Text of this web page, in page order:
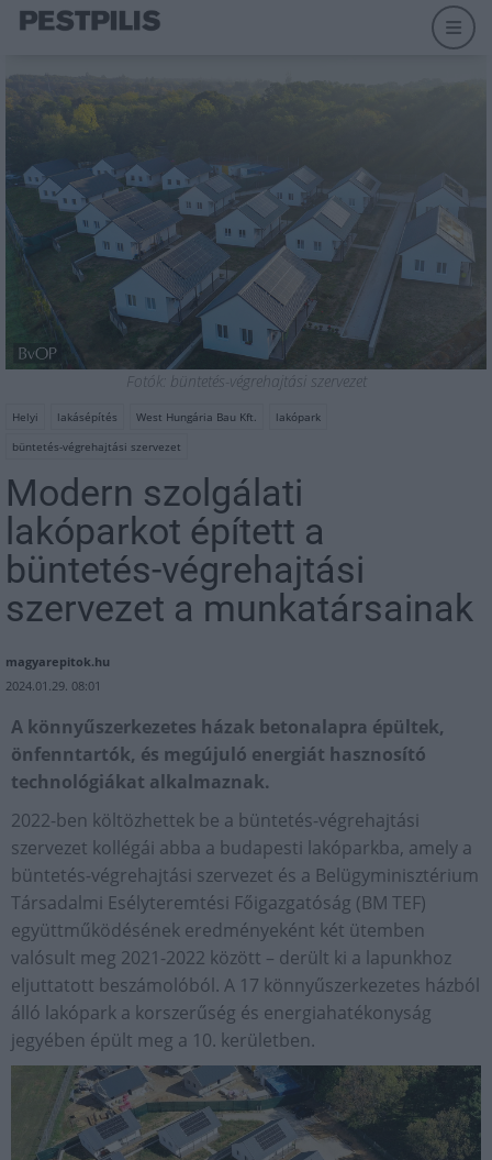
Fotók: büntetés-végrehajtási szervezet
Helyi lakásépítés West Hungária Bau Kft.
lakópark
büntetés-végrehajtási szervezet
Modern szolgálati
lakóparkot épített a
büntetés-végrehajtási
szervezet a munkatársainak
magyarepitok.hu
2024.01.29. 08:01
A könnyűszerkezetes házak betonalapra épültek,
önfenntartók, és megújuló energiát hasznosító
technológiákat alkalmaznak.
2022-ben költözhettek be a büntetés-végrehajtási
szervezet kollégái abba a budapesti lakóparkba, amely a
büntetés-végrehajtási szervezet és a Belügyminisztérium
Társadalmi Esélyteremtési Főigazgatóság (BM TEF)
együttműködésének eredményeként két ütemben
valósult meg 2021-2022 között – derült ki a lapunkhoz
eljuttatott beszámolóból. A 17 könnyűszerkezetes házból
álló lakópark a korszerűség és energiahatékonyság
jegyében épült meg a 10. kerületben.